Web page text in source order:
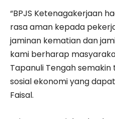
“BPJS Ketenagakerjaan
rasa aman kepada
jaminan kematian dan
kami berharap
Tapanuli Tengah
sosial ekonomi yang
Faisal.